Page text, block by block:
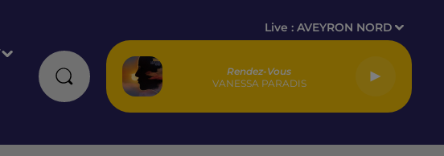
Live :AVEYRON NORD
Rendez-Vous
VANESSA PARADIS